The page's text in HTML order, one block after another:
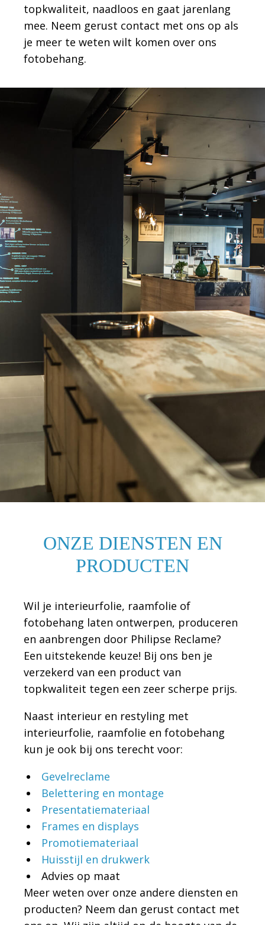
topkwaliteit, naadloos en gaat jarenlang
mee. Neem gerust contact met ons op als
je meer te weten wilt komen over ons
fotobehang.
ONZE DIENSTEN EN
PRODUCTEN
Wil je interieurfolie, raamfolie of
fotobehang laten ontwerpen, produceren
en aanbrengen door Philipse Reclame?
Een uitstekende keuze! Bij ons ben je
verzekerd van een product van
topkwaliteit tegen een zeer scherpe prijs.
Naast interieur en restyling met
interieurfolie, raamfolie en fotobehang
kun je ook bij ons terecht voor:
Gevelreclame
Belettering en montage
Presentatiemateriaal
Frames en displays
Promotiemateriaal
Huisstijl en drukwerk
Advies op maat
Meer weten over onze andere diensten en
producten? Neem dan gerust contact met